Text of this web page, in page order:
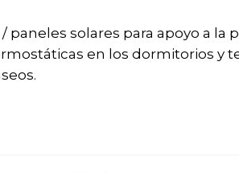
solares para apoyo a la
en los dormitorios y